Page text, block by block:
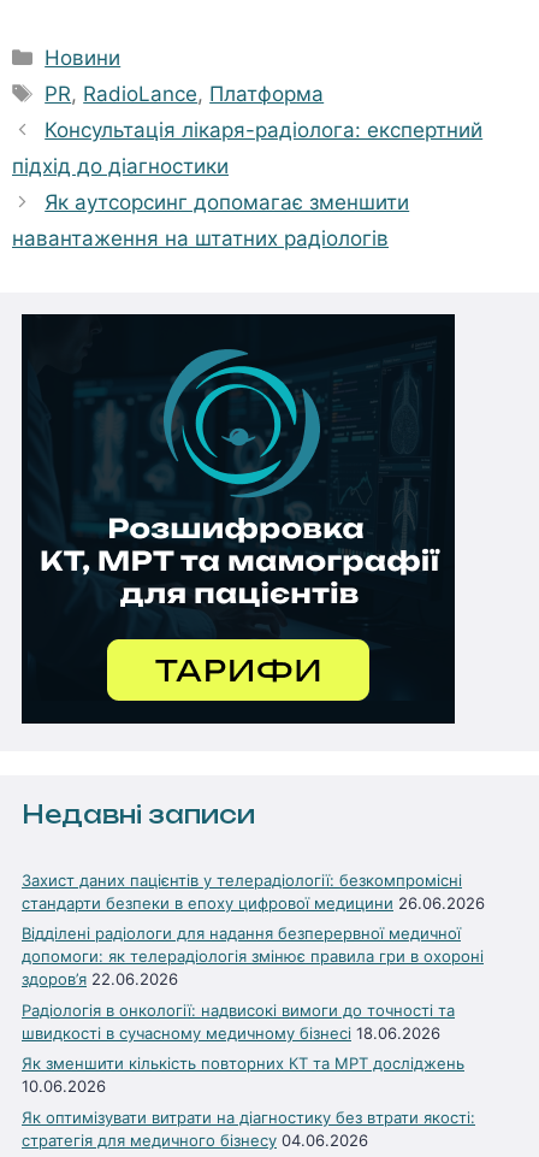
Категорії
Новини
Позначки
PR, RadioLance, Платформа
Консультація лікаря-радіолога: експертний
підхід до діагностики
Як аутсорсинг допомагає зменшити
навантаження на штатних радіологів
Недавні записи
Захист даних пацієнтів у телерадіології: безкомпромісні
стандарти безпеки в епоху цифрової медицини 26.06.2026
Відділені радіологи для надання безперервної медичної
допомоги: як телерадіологія змінює правила гри в охороні
здоров’я 22.06.2026
Радіологія в онкології: надвисокі вимоги до точності та
швидкості в сучасному медичному бізнесі 18.06.2026
Як зменшити кількість повторних КТ та МРТ досліджень
10.06.2026
Як оптимізувати витрати на діагностику без втрати якості:
стратегія для медичного бізнесу 04.06.2026